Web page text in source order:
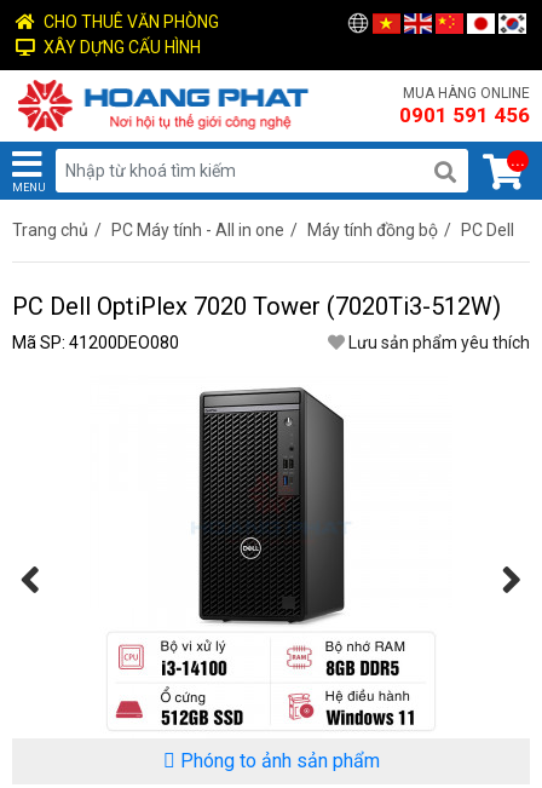
CHO THUÊ VĂN PHÒNG
XÂY DỰNG CẤU HÌNH
MUA HÀNG ONLINE
0901 591 456
MENU
...
Trang chủ / PC Máy tính - All in one / Máy tính đồng bộ / PC Dell
PC Dell OptiPlex 7020 Tower (7020Ti3-512W)
Mã SP: 41200DEO080 Lưu sản phẩm yêu thích
Phóng to ảnh sản phẩm